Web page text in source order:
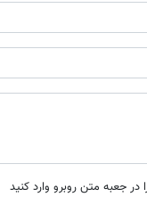
در جعبه متن روبرو وارد کنید